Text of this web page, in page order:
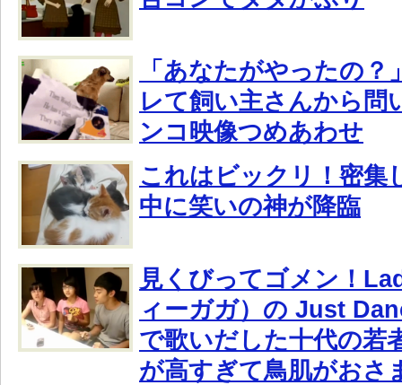
「あなたがやったの
レて飼い主さんから問
ンコ映像つめあわせ
これはビックリ！密集
中に笑いの神が降臨
見くびってゴメン！
ィーガガ）の Just
で歌いだした十代の若
が高すぎて鳥肌がおさ